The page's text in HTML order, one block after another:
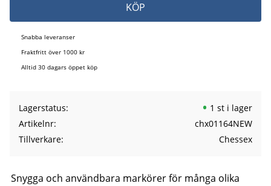
KÖP
Snabba leveranser
Fraktfritt över 1000 kr
Alltid 30 dagars öppet köp
Lagerstatus
1 st i lager
Artikelnr
chx01164NEW
Tillverkare
Chessex
Snygga och användbara markörer för många olika